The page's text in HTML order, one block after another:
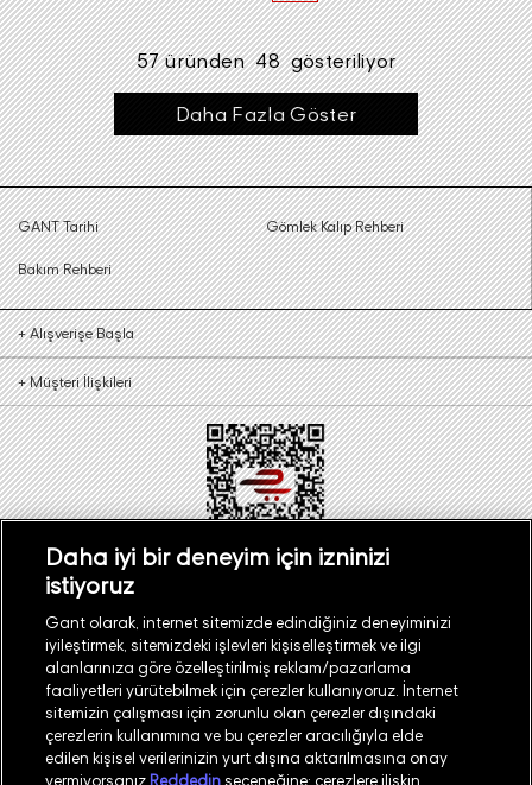
57üründen48gösteriliyor
Daha Fazla Göster
GANT Tarihi Gömlek Kalıp Rehberi
Bakım Rehberi
+Alışverişe Başla
+Müşteri İlişkileri
Türkiye Mağaza Bul
©2026GANT
Daha iyi bir deneyim için izninizi
istiyoruz
Gant olarak, internet sitemizde edindiğiniz deneyiminizi
iyileştirmek, sitemizdeki işlevleri kişiselleştirmek ve ilgi
alanlarınıza göre özelleştirilmiş reklam/pazarlama
faaliyetleri yürütebilmek için çerezler kullanıyoruz. İnternet
sitemizin çalışması için zorunlu olan çerezler dışındaki
çerezlerin kullanımına ve bu çerezler aracılığıyla elde
edilen kişisel verilerinizin yurt dışına aktarılmasına onay
vermiyorsanız Reddedin seçeneğine; çerezlere ilişkin